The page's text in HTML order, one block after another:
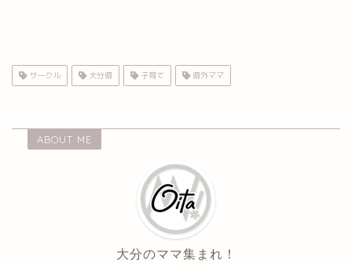
サークル 大分県 子育て 県外ママ
ABOUT ME
大分のママ集まれ！